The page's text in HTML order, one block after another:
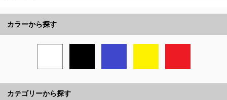
カラーから探す
カテゴリーから探す